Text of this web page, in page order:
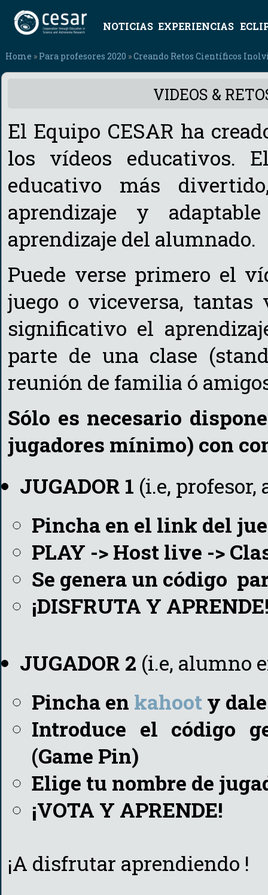
NOTICIAS EXPERIENCIAS
Home » Para profesores 2020 »Creando Retos Científicos
VIDEOS &
El Equipo CESAR ha
los vídeos educativos.
educativo más
aprendizaje y
aprendizaje del alumnado.
Puede verse primero el
juego o viceversa, tantas
significativo el
parte de una clase
reunión de familia ó
Sólo es necesario
jugadores mínimo) con
JUGADOR 1 (i.e,
Pincha en el link del
PLAY -> Host live ->
Se genera un código
¡DISFRUTA Y
JUGADOR 2 (i.e, alumno
Pincha en kahoot y
Introduce el código
(Game Pin)
Elige tu nombre de
¡VOTA Y APRENDE!
¡A disfrutar aprendiendo !